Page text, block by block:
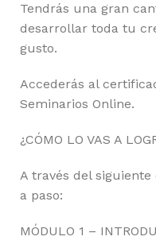
Tendrás una gran
desarrollar toda tu
gusto.
Accederás al
Seminarios Online.
¿CÓMO LO VAS A
A través del
a paso:
MÓDULO 1 –